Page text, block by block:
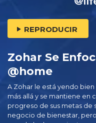
REPRODUCIR
Zohar Se
@home
A Zohar le está yendo
más allá y se mantiene en
progreso de sus metas de
negocio de bienestar,